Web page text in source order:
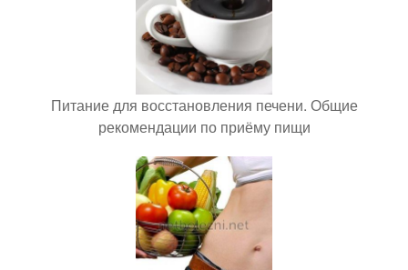
Питание для восстановления печени. Общие
рекомендации по приёму пищи